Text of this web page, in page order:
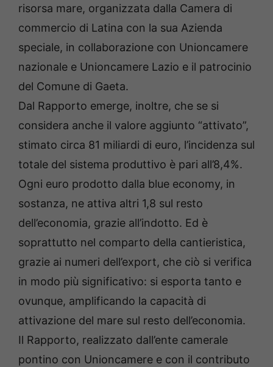
risorsa mare, organizzata dalla Camera di
commercio di Latina con la sua Azienda
speciale, in collaborazione con Unioncamere
nazionale e Unioncamere Lazio e il patrocinio
del Comune di Gaeta.
Dal Rapporto emerge, inoltre, che se si
considera anche il valore aggiunto “attivato”,
stimato circa 81 miliardi di euro, l’incidenza sul
totale del sistema produttivo è pari all’8,4%.
Ogni euro prodotto dalla blue economy, in
sostanza, ne attiva altri 1,8 sul resto
dell’economia, grazie all’indotto. Ed è
soprattutto nel comparto della cantieristica,
grazie ai numeri dell’export, che ciò si verifica
in modo più significativo: si esporta tanto e
ovunque, amplificando la capacità di
attivazione del mare sul resto dell’economia.
Il Rapporto, realizzato dall’ente camerale
pontino con Unioncamere e con il contributo